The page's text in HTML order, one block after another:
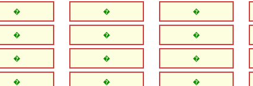
� � �
� � �
� � �
� � �